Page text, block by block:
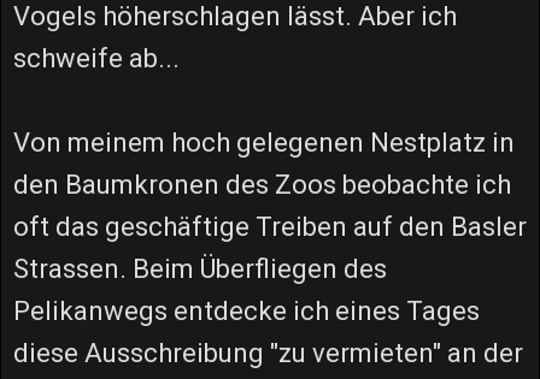
Vogels höherschlagen lässt. Aber ich
schweife ab...
Von meinem hoch gelegenen Nestplatz in
den Baumkronen des Zoos beobachte ich
oft das geschäftige Treiben auf den Basler
Strassen. Beim Überfliegen des
Pelikanwegs entdecke ich eines Tages
diese Ausschreibung "zu vermieten" an der